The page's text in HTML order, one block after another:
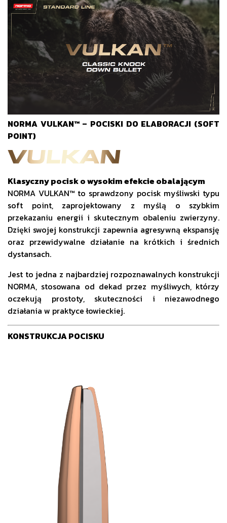
NORMA VULKAN™ – POCISKI DO ELABORACJI (SOFT
POINT)
Klasyczny pocisk o wysokim efekcie obalającym
NORMA VULKAN™ to sprawdzony pocisk myśliwski typu
soft point, zaprojektowany z myślą o szybkim
przekazaniu energii i skutecznym obaleniu zwierzyny.
Dzięki swojej konstrukcji zapewnia agresywną ekspansję
oraz przewidywalne działanie na krótkich i średnich
dystansach.
Jest to jedna z najbardziej rozpoznawalnych konstrukcji
NORMA, stosowana od dekad przez myśliwych, którzy
oczekują prostoty, skuteczności i niezawodnego
działania w praktyce łowieckiej.
KONSTRUKCJA POCISKU